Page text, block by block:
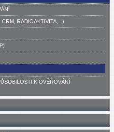
CRM, RADIOAKTIVITA,...)
K OVĚŘOVÁNÍ